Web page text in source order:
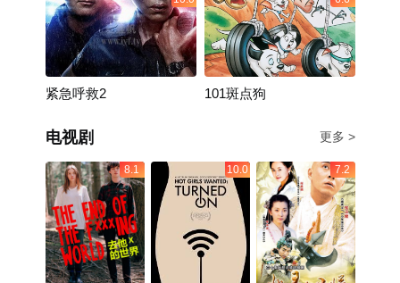
紧急呼救2 101斑点狗
电视剧 更多 >
8.1 10.0 7.2